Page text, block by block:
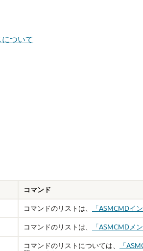
ついて
コマンド
コマンドのリストは、 「ASMCMDイ
コマンドのリストは、 「ASMCMDメ
コマンドのリストについては、 「